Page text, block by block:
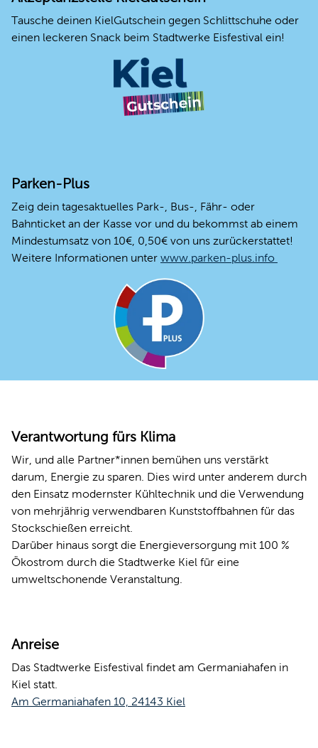
Tausche deinen KielGutschein gegen Schlittschuhe oder
einen leckeren Snack beim Stadtwerke Eisfestival ein!
Parken-Plus
Zeig dein tagesaktuelles Park-, Bus-, Fähr- oder
Bahnticket an der Kasse vor und du bekommst ab einem
Mindestumsatz von 10€, 0,50€ von uns zurückerstattet!
Weitere Informationen unter www.parken-plus.info
Verantwortung fürs Klima
Wir, und alle Partner*innen bemühen uns verstärkt
darum, Energie zu sparen. Dies wird unter anderem durch
den Einsatz modernster Kühltechnik und die Verwendung
von mehrjährig verwendbaren Kunststoffbahnen für das
Stockschießen erreicht.
Darüber hinaus sorgt die Energieversorgung mit 100 %
Ökostrom durch die Stadtwerke Kiel für eine
umweltschonende Veranstaltung.
Anreise
Das Stadtwerke Eisfestival findet am Germaniahafen in
Kiel statt.
Am Germaniahafen 10, 24143 Kiel